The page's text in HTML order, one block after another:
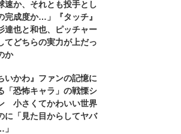
速か、それとも投手とし
完成度か…」『タッチ』
達也と和也、ピッチャー
てどちらの実力が上だっ
か
いかわ』ファンの記憶に
「恐怖キャラ」の戦慄シ
小さくてかわいい世界
に「見た目からしてヤバ